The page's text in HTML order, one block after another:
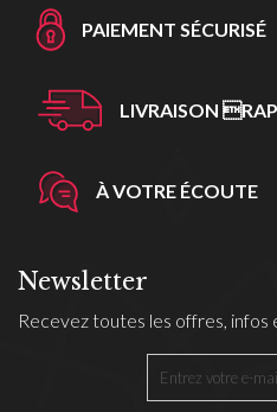
PAIEMENT SÉCURISÉ
LIVRAISON
À VOTRE ÉCOUTE
Newsletter
Recevez toutes les offres,